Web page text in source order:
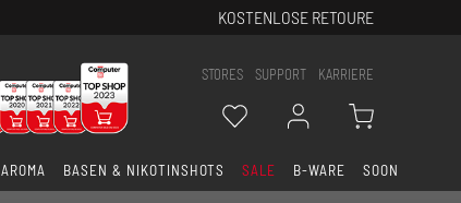
KOSTENLOSE RETOURE
STORES SUPPORT KARRIERE
AROMA BASEN & NIKOTINSHOTS SALE B-WARE SOON